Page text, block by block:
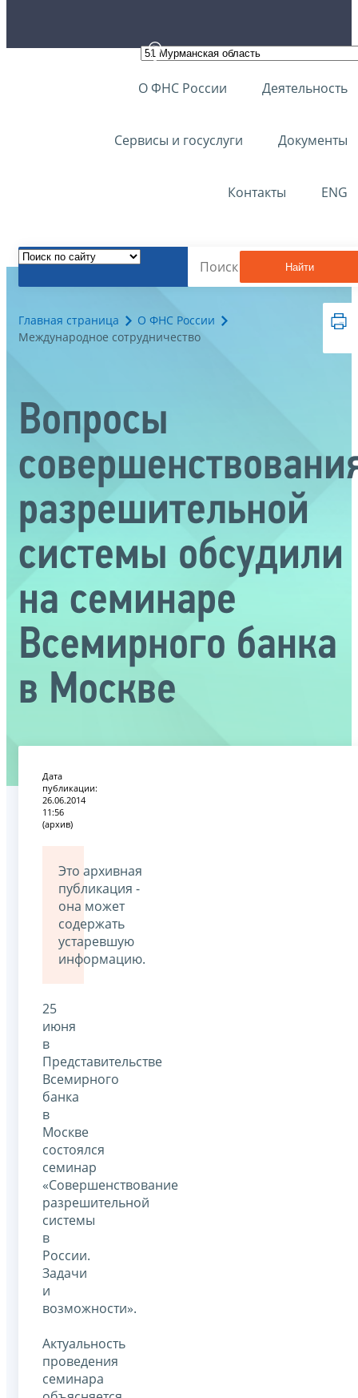
О ФНС России Деятельность
Сервисы и госуслуги Документы
Контакты ENG
Найти
Главная страница
О ФНС России
Международное сотрудничество
Вопросы
разрешительной
системы обсудили
на семинаре
Всемирного банка
в Москве
Дата
публикации:
26.06.2014
11:56
(архив)
Это архивная
публикация -
она может
содержать
устаревшую
информацию.
25
июня
в
Представительстве
Всемирного
банка
в
Москве
состоялся
семинар
«Совершенствование
разрешительной
системы
в
России.
Задачи
и
возможности».
Актуальность
проведения
семинара